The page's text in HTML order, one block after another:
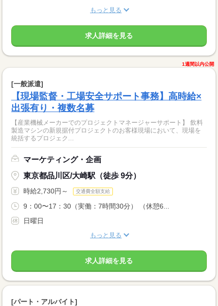
もっと見る
求人詳細を見る
1週間以内公開
[一般派遣]
【現場監督・工場安全サポート事務】高時給×
出張有り・複数名募
【産業機械メーカーでのプロジェクトマネージャーサポート】 飲料
製造マシンの新規据付プロジェクトのお客様現場において、現場を
統括するプロジェク...
マーケティング・企画
東京都品川区/大崎駅（徒歩 9分）
時給2,730円～ 交通費全額支給
9：00〜17：30（実働：7時間30分） （休憩6...
日曜日
もっと見る
求人詳細を見る
[パート・アルバイト]